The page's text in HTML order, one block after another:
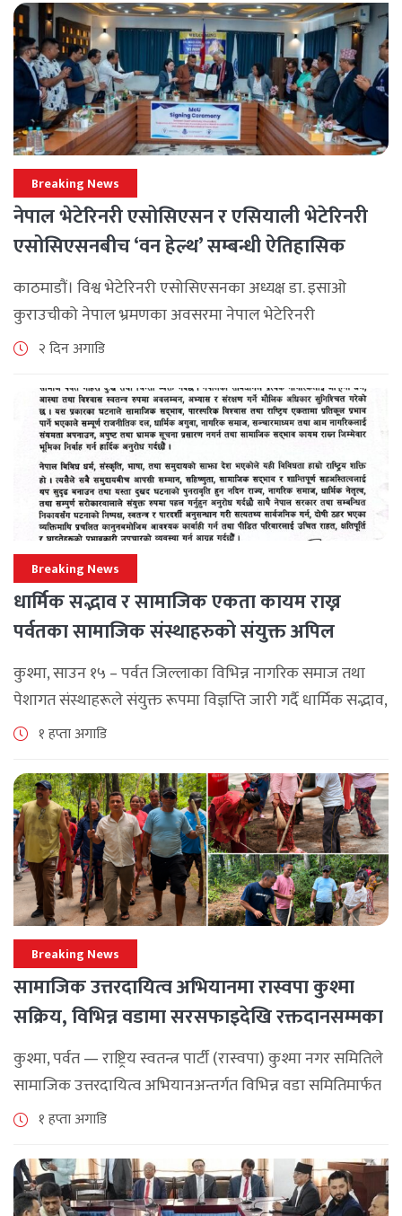
Breaking News
नेपाल भेटेरिनरी एसोसिएसन र एसियाली भेटेरिनरी
एसोसिएसनबीच ‘वन हेल्थ’ सम्बन्धी ऐतिहासिक
समझदारी
काठमाडौं। विश्व भेटेरिनरी एसोसिएसनका अध्यक्ष डा. इसाओ
कुराउचीको नेपाल भ्रमणका अवसरमा नेपाल भेटेरिनरी
एसोसिएसनले अन्तर्राष्ट्रिय सहकार्यलाई नयाँ उचाइमा पुर्‍याउँदै
जनाएको छ। भ्रमणका क्रममा विश्व [...]
२ दिन अगाडि
Breaking News
धार्मिक सद्भाव र सामाजिक एकता कायम राख्न
पर्वतका सामाजिक संस्थाहरुको संयुक्त अपिल
कुश्मा, साउन १५ – पर्वत जिल्लाका विभिन्न नागरिक समाज तथा
पेशागत संस्थाहरूले संयुक्त रूपमा विज्ञप्ति जारी गर्दै धार्मिक सद्भाव,
सामाजिक एकता र कानुनी शासन कायम राख्न सबै पक्षलाई संयमता
१ हप्ता अगाडि
Breaking News
सामाजिक उत्तरदायित्व अभियानमा रास्वपा कुश्मा
सक्रिय, विभिन्न वडामा सरसफाइदेखि रक्तदानसम्मका
कार्यक्रम
कुश्मा, पर्वत — राष्ट्रिय स्वतन्त्र पार्टी (रास्वपा) कुश्मा नगर समितिले
सामाजिक उत्तरदायित्व अभियानअन्तर्गत विभिन्न वडा समितिमार्फत
समुदाय केन्द्रित र सेवामूलक कार्यक्रम सञ्चालन गरिरहेको जनाएको
१ हप्ता अगाडि